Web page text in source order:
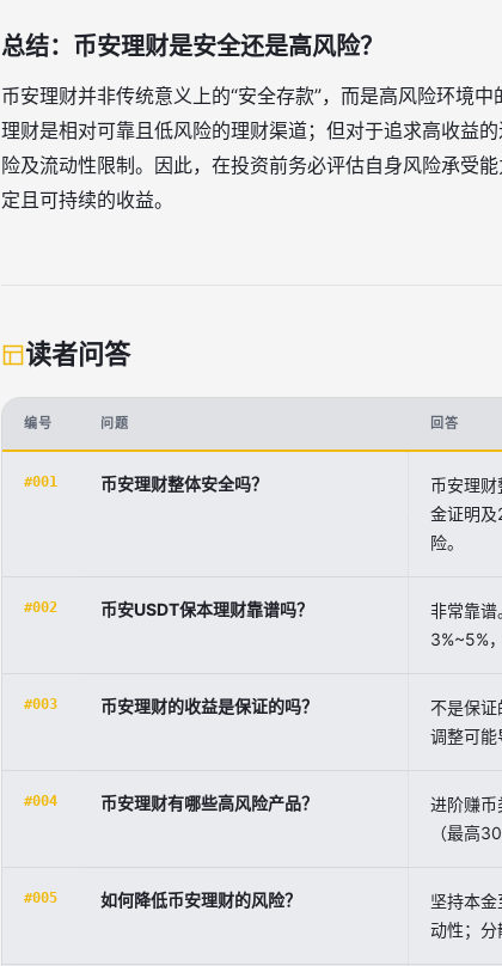
总结：币安理财是安全还是高风险？
币安理财并非传统意义上的“安全存款”，而是高风险环境
理财是相对可靠且低风险的理财渠道；但对于追求高收益
险及流动性限制。因此，在投资前务必评估自身风险承受
定且可持续的收益。
读者问答
编号 问题 回答
#001 币安理财整体安全吗？
币安理
金证明及
险。
#002 币安USDT保本理财靠谱吗？
非常靠谱
3%~5%
#003 币安理财的收益是保证的吗？
不是保证
调整可能
#004 币安理财有哪些高风险产品？
进阶赚
（最高
#005 如何降低币安理财的风险？
坚持本
动性；分